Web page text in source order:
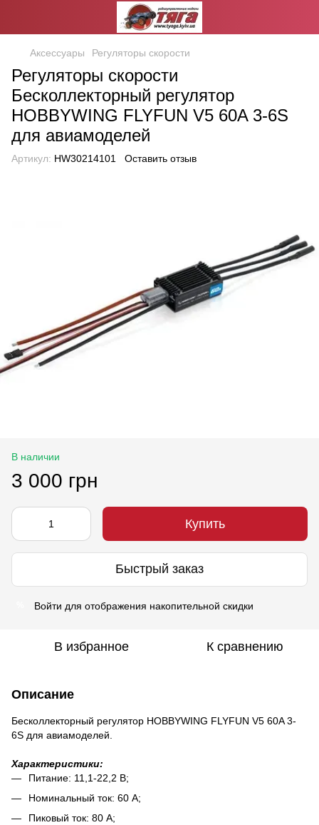
Аксессуары Регуляторы скорости
Регуляторы скорости
Бесколлекторный регулятор
HOBBYWING FLYFUN V5 60A 3-6S
для авиамоделей
Артикул: HW30214101 Оставить отзыв
В наличии
3 000 грн
Купить
Быстрый заказ
Войти для отображения накопительной скидки
В избранное К сравнению
Описание
Бесколлекторный регулятор HOBBYWING FLYFUN V5 60A 3-
6S для авиамоделей.
Характеристики:
Питание: 11,1-22,2 В;
Номинальный ток: 60 А;
Пиковый ток: 80 А;